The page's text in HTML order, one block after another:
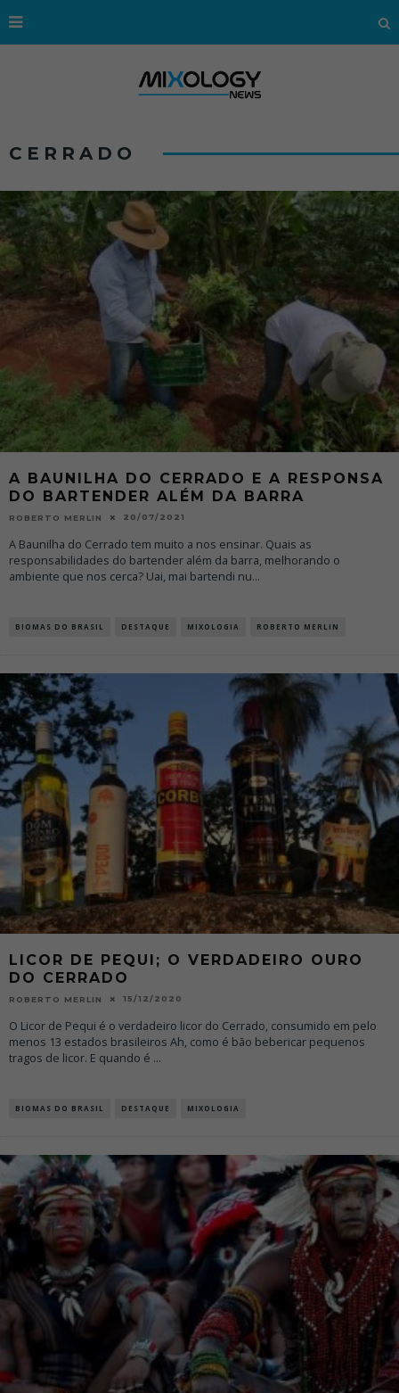
CERRADO
A BAUNILHA DO CERRADO E A RESPONSA
DO BARTENDER ALÉM DA BARRA
ROBERTO MERLIN 20/07/2021
A Baunilha do Cerrado tem muito a nos ensinar. Quais as
responsabilidades do bartender além da barra, melhorando o
ambiente que nos cerca? Uai, mai bartendi nu...
BIOMAS DO BRASIL DESTAQUE MIXOLOGIA ROBERTO MERLIN
LICOR DE PEQUI; O VERDADEIRO OURO
DO CERRADO
ROBERTO MERLIN 15/12/2020
O Licor de Pequi é o verdadeiro licor do Cerrado, consumido em pelo
menos 13 estados brasileiros Ah, como é bão bebericar pequenos
tragos de licor. E quando é ...
BIOMAS DO BRASIL DESTAQUE MIXOLOGIA